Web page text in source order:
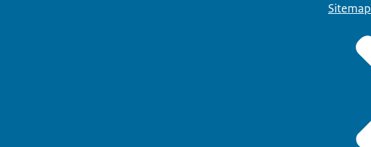
Sitemap